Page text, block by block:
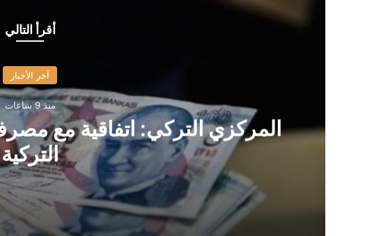
أقرأ التالي
آخر الأخبار
منذ 9 ساعات
المركزي التركي: اتفاقية مع
التركية